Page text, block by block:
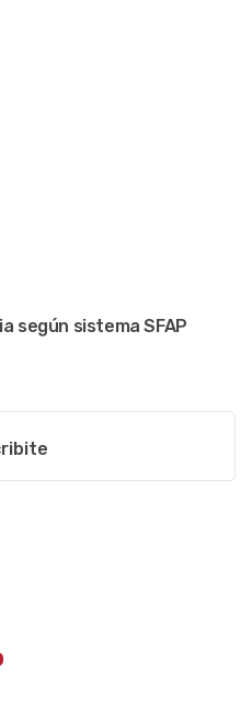
según sistema SFAP